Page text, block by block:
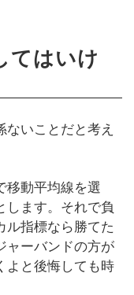
てはいけ
いことだと考え
移動平均線を選
します。それで負
ル指標なら勝てた
ャーバンドの方が
よと後悔しても時